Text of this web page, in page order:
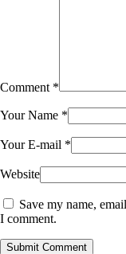
Comment *
Your Name *
Your E-mail *
Website
Save my name,
I comment.
Submit Comment